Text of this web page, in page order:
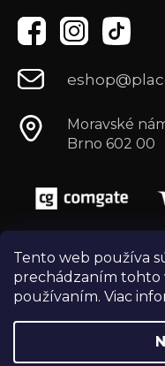
Tento web používa
prechádzaním tohto
používaním. Viac
Moravské
Brno 602 00